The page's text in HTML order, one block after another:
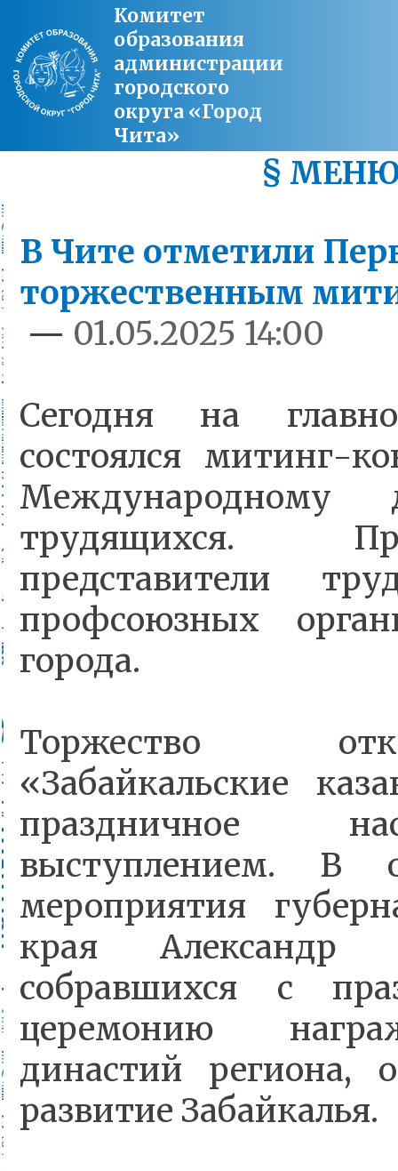
Комитет
образования
администрации
городского
округа «Город
Чита»
§
В Чите отметили
торжественным
— 01.05.2025 14:00
Сегодня на
состоялся митинг-
Международному
трудящихся.
представители
профсоюзных
города.
Торжество
«Забайкальские
праздничное
выступлением. В
мероприятия
края Александр
собравшихся с
церемонию
династий региона,
развитие Забайкалья.